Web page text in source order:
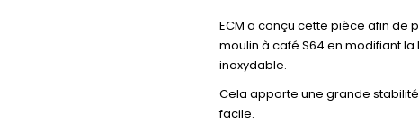
ECM a conçu cette pièce afin de
moulin à café S64 en modifiant
inoxydable.
Cela apporte une grande
facile.